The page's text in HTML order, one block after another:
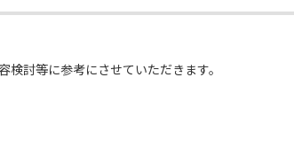
討等に参考にさせていただきます。